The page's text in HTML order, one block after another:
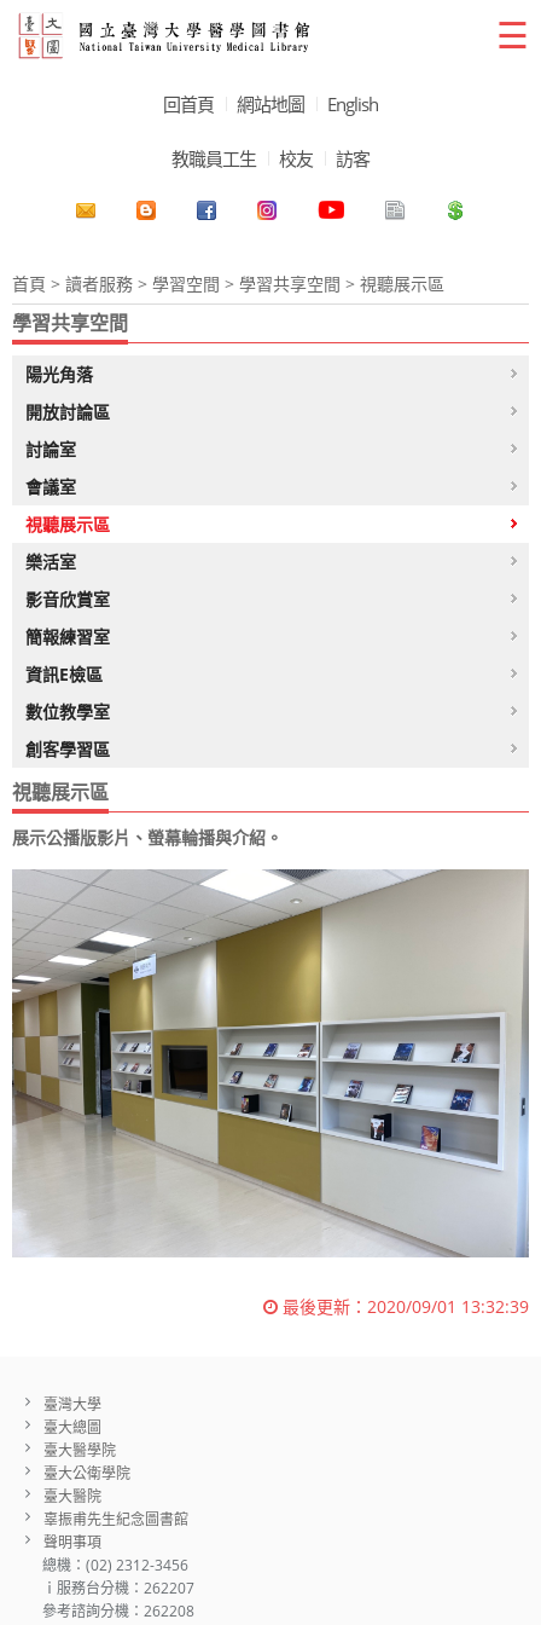
☰
回首頁 網站地圖 English
教職員工生 校友 訪客
首頁 > 讀者服務 > 學習空間 > 學習共享空間 > 視聽展示區
學習共享空間
陽光角落
開放討論區
討論室
會議室
視聽展示區
樂活室
影音欣賞室
簡報練習室
資訊E檢區
數位教學室
創客學習區
視聽展示區
展示公播版影片、螢幕輪播與介紹。
最後更新： 2020/09/01 13:32:39
臺灣大學
臺大總圖
臺大醫學院
臺大公衛學院
臺大醫院
辜振甫先生紀念圖書館
聲明事項
總機：(02) 2312-3456
ｉ服務台分機：262207
參考諮詢分機：262208